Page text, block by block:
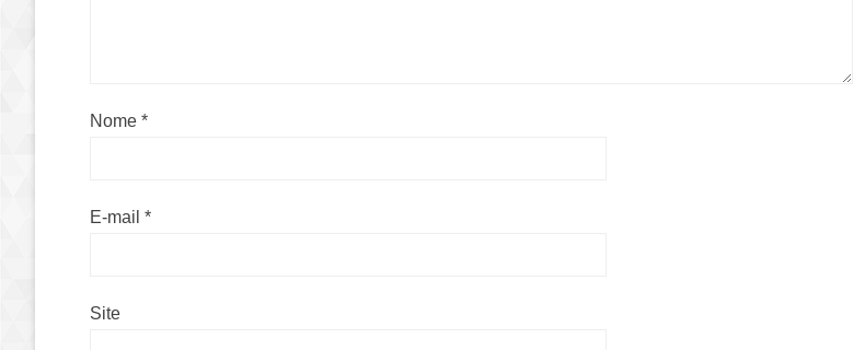
Nome *
E-mail *
Site